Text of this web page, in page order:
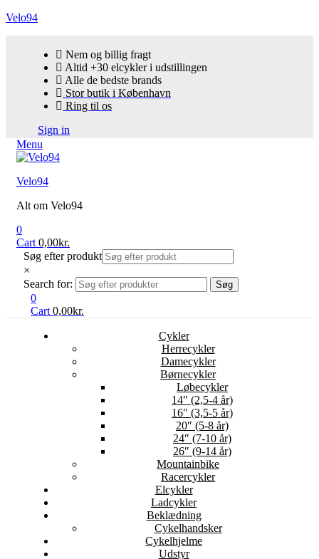
Velo94
Nem og billig fragt
Altid +30 elcykler i udstillingen
Alle de bedste brands
Stor butik i København
Ring til os
Sign in
Menu
Velo94
Alt om Velo94
0
Cart 0,00kr.
Søg efter produkt
×
Search for:
Søg
0
Cart 0,00kr.
Cykler
Herrecykler
Damecykler
Børnecykler
Løbecykler
14″ (2,5-4 år)
16″ (3,5-5 år)
20″ (5-8 år)
24″ (7-10 år)
26″ (9-14 år)
Mountainbike
Racercykler
Elcykler
Ladcykler
Beklædning
Cykelhandsker
Cykelhjelme
Udstyr